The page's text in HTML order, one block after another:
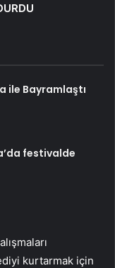
ile Bayramlaştı
festivalde
kurtarmak için